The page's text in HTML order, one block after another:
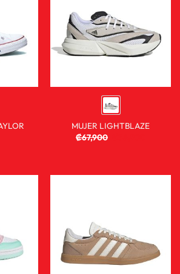
MUJER LIGHTBLAZE
₡67,900